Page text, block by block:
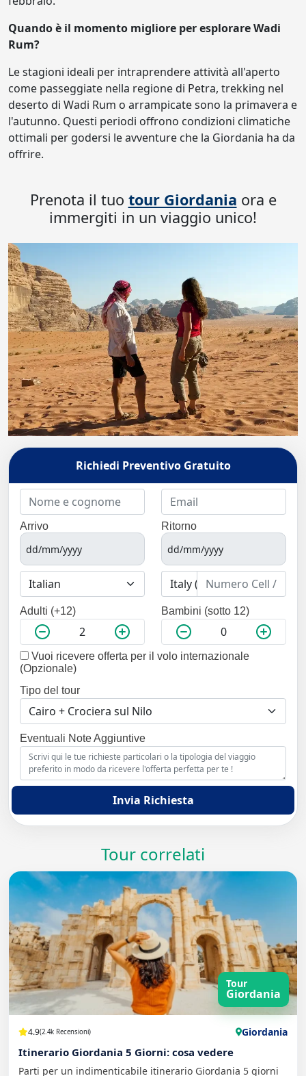
Quando è il momento migliore per esplorare Wadi
Rum?
Le stagioni ideali per intraprendere attività all'aperto
come passeggiate nella regione di Petra, trekking nel
deserto di Wadi Rum o arrampicate sono la primavera e
l'autunno. Questi periodi offrono condizioni climatiche
ottimali per godersi le avventure che la Giordania ha da
offrire.
Prenota il tuo tour Giordania ora e
immergiti in un viaggio unico!
Richiedi Preventivo Gratuito
Arrivo Ritorno
Adulti (+12) Bambini (sotto 12)
Vuoi ricevere offerta per il volo internazionale
(Opzionale)
Tipo del tour
Eventuali Note Aggiuntive
Invia Richiesta
Tour correlati
Tour
Giordania
4.9(2.4k Recensioni) Giordania
Itinerario Giordania 5 Giorni: cosa vedere
Parti per un indimenticabile itinerario Giordania 5 giorni